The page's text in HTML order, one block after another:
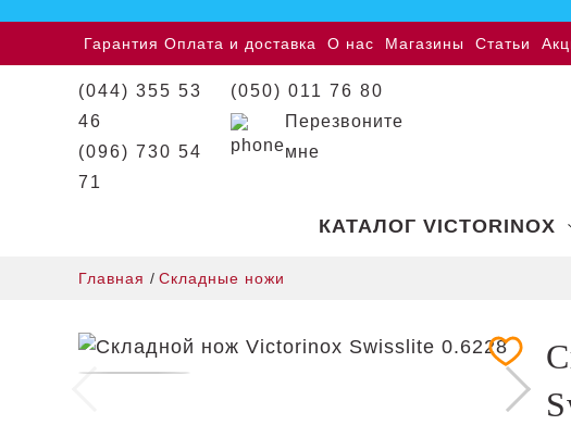
Гарантия Оплата и доставка О нас Магазины Статьи
(044) 355 53
46
(096) 730 54
71
(050) 011 76 80
Перезвоните
мне
КАТАЛОГ VICTORINOX
Главная / Складные ножи